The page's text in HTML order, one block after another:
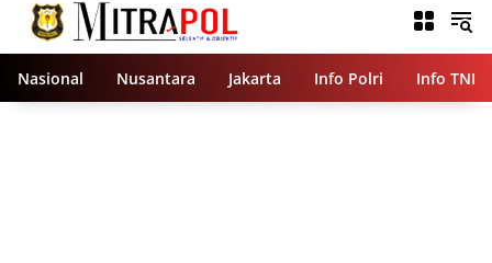
Nasional Nusantara Jakarta Info Polri Info TNI